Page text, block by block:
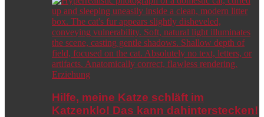
Erziehung
Hilfe, meine Katze schläft im
Katzenklo! Das kann dahinterstecken!